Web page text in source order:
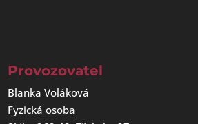
Provozovatel
Blanka Voláková
Fyzická osoba